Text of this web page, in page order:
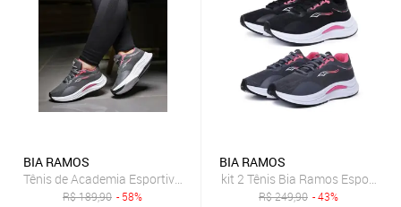
BIA RAMOS
Tênis de Academia Esportivo Feminino Confortavel Grafite
R$189,90 - 58%
BIA RAMOS
kit 2 Tênis Bia Ramos
R$249,90 - 43%